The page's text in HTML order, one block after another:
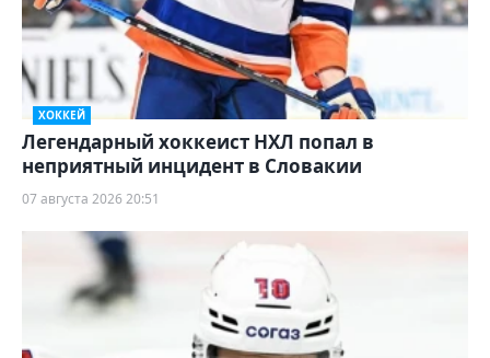
ХОККЕЙ
Легендарный хоккеист НХЛ попал в
неприятный инцидент в Словакии
07 августа 2026 20:51